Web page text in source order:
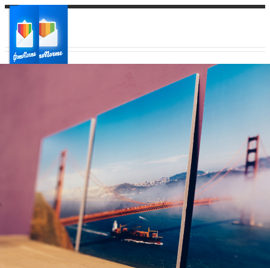
Ваш регион доставки
Выберите из списка: